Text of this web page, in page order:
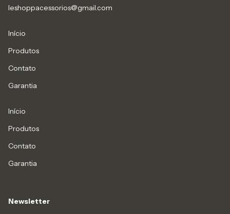
leshoppacessorios@gmail.com
Início
Produtos
Contato
Garantia
Início
Produtos
Contato
Garantia
Newsletter